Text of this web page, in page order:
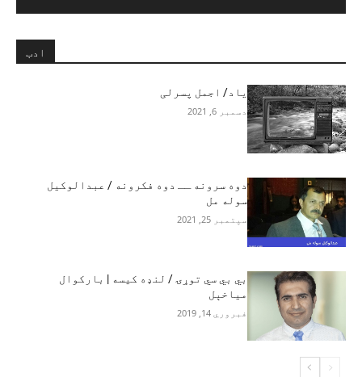
ادب
یاد/ اجمل پسرلی
دسمبر 6, 2021
دوه سرونه ــ دوه فکرونه / عبدالوکیل
سوله مل
سپتمبر 25, 2021
بي بي سي توړۍ / لنډه کیسه | بارکوال
میاخېل
فبروري 14, 2019